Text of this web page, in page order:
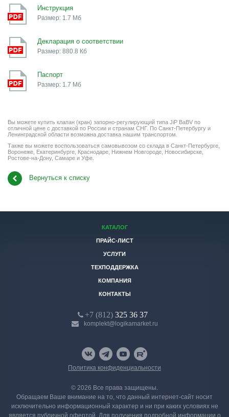
Инструкция
Размер: 1.7 Мб
Декларация о соответствии
Размер: 880.8 Кб
Паспорт
Размер: 1.7 Мб
Вы можете купить клапан (кран) запорно-регулирующий типа JiP BaBV по
отличной цене с доставкой по России и странам СНГ. По Санкт-Петербургу и
Ленинградской области возможна доставка нашим транспортом.
Также вы можете воспользоваться самовывозом со склада в Санкт-Петербурге,
Воронеже, Екатеринбурге, Краснодаре, Нижнем Новгороде, Новосибирске,
Ростове-на-Дону, Самаре и Уфе.
Вернуться к списку
КАТАЛОГ
ПРАЙС-ЛИСТ
УСЛУГИ
ТЕХПОДДЕРЖКА
КОМПАНИЯ
КОНТАКТЫ
+7 (812) 325 36 37
komplekt@logikamarket.ru
Политика конфиденциальности
© 2026 Все права защищены.
Обращаем Ваше внимание на то, что данный интернет-сайт носит
исключительно информационный характер и ни при каких условиях не
является публичной офертой. Для получения подробной информации о